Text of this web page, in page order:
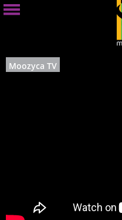
Moozyca TV